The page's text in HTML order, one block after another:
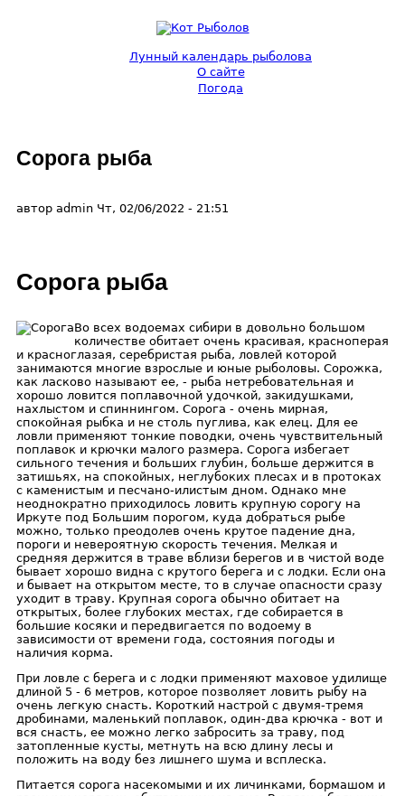
Кот
Лунный календарь рыболова
О сайте
Погода
Сорога рыба
автор admin Чт, 02/06/2022 - 21:51
Сорога рыба
Во всех водоемах сибири в довольно большом
количестве обитает очень красивая, красноперая
и красноглазая, серебристая рыба, ловлей которой
занимаются многие взрослые и юные рыболовы. Сорожка,
как ласково называют ее, - рыба нетребовательная и
хорошо ловится поплавочной удочкой, закидушками,
нахлыстом и спиннингом. Сорога - очень мирная,
спокойная рыбка и не столь пуглива, как елец. Для ее
ловли применяют тонкие поводки, очень чувствительный
поплавок и крючки малого размера. Сорога избегает
сильного течения и больших глубин, больше держится в
затишьях, на спокойных, неглубоких плесах и в протоках
с каменистым и песчано-илистым дном. Однако мне
неоднократно приходилось ловить крупную сорогу на
Иркуте под Большим порогом, куда добраться рыбе
можно, только преодолев очень крутое падение дна,
пороги и невероятную скорость течения. Мелкая и
средняя держится в траве вблизи берегов и в чистой воде
бывает хорошо видна с крутого берега и с лодки. Если она
и бывает на открытом месте, то в случае опасности сразу
уходит в траву. Крупная сорога обычно обитает на
открытых, более глубоких местах, где собирается в
большие косяки и передвигается по водоему в
зависимости от времени года, состояния погоды и
наличия корма.
При ловле с берега и с лодки применяют маховое удилище
длиной 5 - 6 метров, которое позволяет ловить рыбу на
очень легкую снасть. Короткий настрой с двумя-тремя
дробинами, маленький поплавок, один-два крючка - вот и
вся снасть, ее можно легко забросить за траву, под
затопленные кусты, метнуть на всю длину лесы и
положить на воду без лишнего шума и всплеска.
Питается сорога насекомыми и их личинками, бормашом и